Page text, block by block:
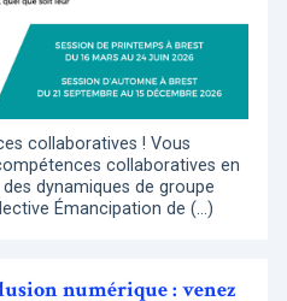
collaboratives ! Vous
collaboratives en
dynamiques de groupe
Émancipation de (…)
numérique : venez